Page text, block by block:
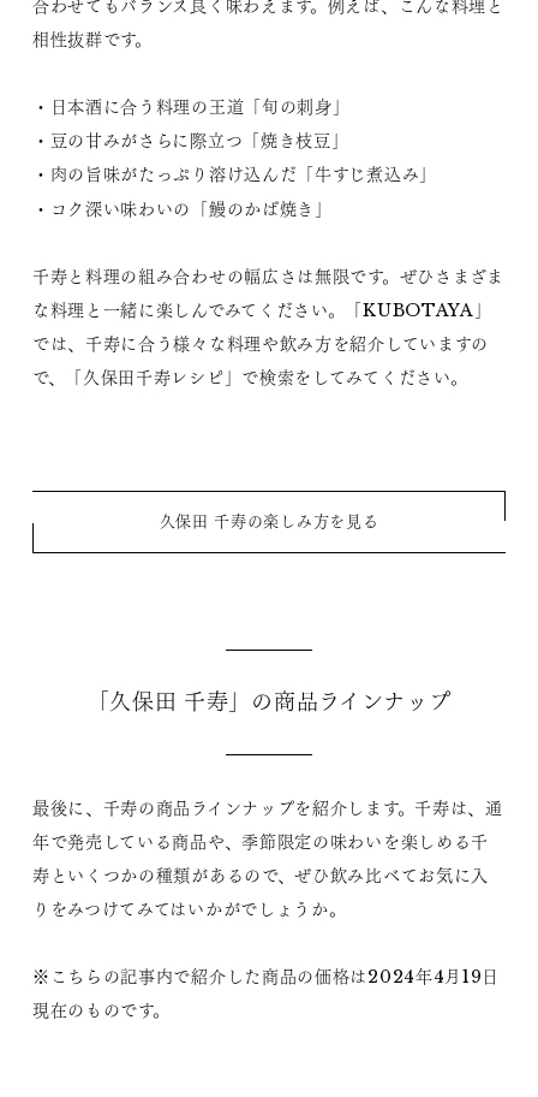
合わせてもバランス良く味わえます。例えば、こんな料理と
相性抜群です。
・日本酒に合う料理の王道「旬の刺身」
・豆の甘みがさらに際立つ「焼き枝豆」
・肉の旨味がたっぷり溶け込んだ「牛すじ煮込み」
・コク深い味わいの「鰻のかば焼き」
千寿と料理の組み合わせの幅広さは無限です。ぜひさまざま
な料理と一緒に楽しんでみてください。「KUBOTAYA」
では、千寿に合う様々な料理や飲み方を紹介していますの
で、「久保田千寿レシピ」で検索をしてみてください。
久保田 千寿の楽しみ方を見る
「久保田 千寿」の商品ラインナップ
最後に、千寿の商品ラインナップを紹介します。千寿は、通
年で発売している商品や、季節限定の味わいを楽しめる千
寿といくつかの種類があるので、ぜひ飲み比べてお気に入
りをみつけてみてはいかがでしょうか。
※こちらの記事内で紹介した商品の価格は2024年4月19日
現在のものです。